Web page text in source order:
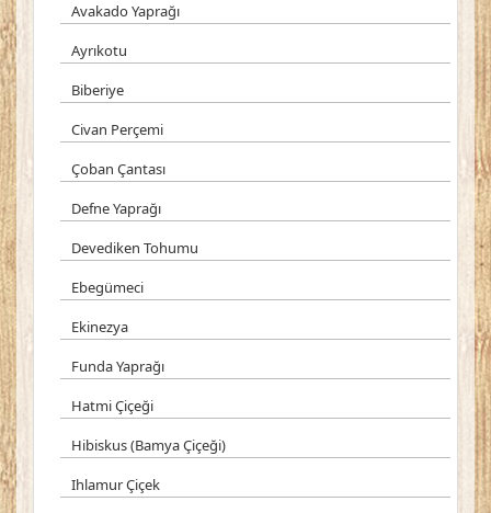
Avakado Yaprağı
Ayrıkotu
Biberiye
Civan Perçemi
Çoban Çantası
Defne Yaprağı
Devediken Tohumu
Ebegümeci
Ekinezya
Funda Yaprağı
Hatmi Çiçeği
Hibiskus (Bamya Çiçeği)
Ihlamur Çiçek